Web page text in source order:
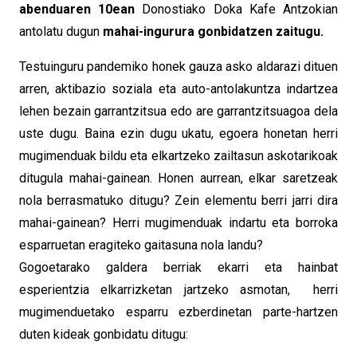
abenduaren 10ean Donostiako Doka Kafe Antzokian
antolatu dugun mahai-ingurura gonbidatzen zaitugu.
Testuinguru pandemiko honek gauza asko aldarazi dituen
arren,aktibazio soziala eta auto-antolakuntza indartzea
lehen bezain garrantzitsua edo are garrantzitsuagoa dela
uste dugu. Baina ezin dugu ukatu, egoera honetan herri
mugimenduak bildu eta elkartzeko zailtasun askotarikoak
ditugula mahai-gainean. Honen aurrean,elkar saretzeak
nola berrasmatuko ditugu? Zein elementu berri jarri dira
mahai-gainean? Herri mugimenduak indartu eta borroka
esparruetan eragiteko gaitasuna nola landu?
Gogoetarako galdera berriak ekarri eta hainbat
esperientzia elkarrizketan jartzeko asmotan, herri
mugimenduetako esparru ezberdinetan parte-hartzen
duten kideak gonbidatu ditugu: